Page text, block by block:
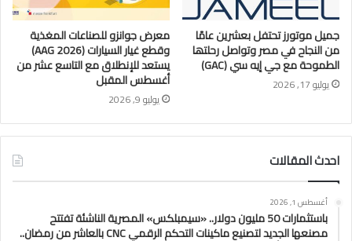
جمیل موتورز تحتفل بعشرين عامًا
من النجاح في مصر وتواصل رحلتھا
الطموحة مع جي إيه سي (GAC)
يوليو 17, 2026
معرض جوانزو للصناعات المغذية
وقطع غيار السيارات (AAG 2026)
يستعد للإنطلاق مع التاسع عشر من
أغسطس المقبل
يوليو 9, 2026
احدث المقالات
أغسطس 1, 2026
باستثمارات 50 مليون دولار.. «سيمبلكس» المصرية الناشئة تفتتح
مصنعها الجديد لتصنيع ماكينات التحكم الرقمي CNC بالعاشر من رمضان..